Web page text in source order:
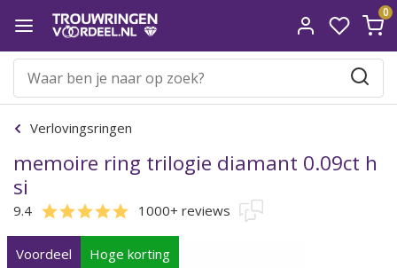
0
Verlovingsringen
memoire ring trilogie diamant 0.09ct h
si
9.4 1000+ reviews
Voordeel Hoge korting